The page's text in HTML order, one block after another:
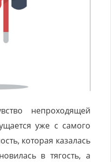
непроходящей
уже с самого
которая казалась
в тягость, а